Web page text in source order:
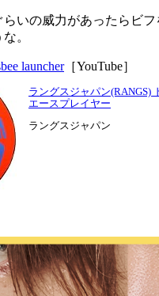
いの威力があったらビフ
。
launcher［YouTube］
ラングスジャパン(RANGS)
エースプレイヤー
ラングスジャパン